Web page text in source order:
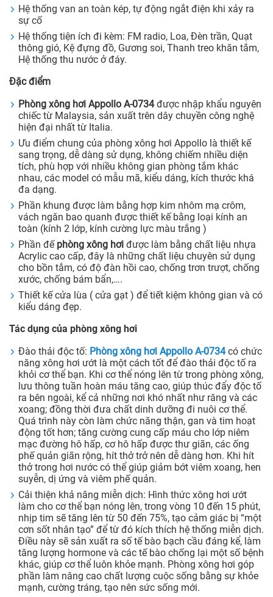
Hệ thống van an toàn kép, tự động ngắt điện khi xảy ra
sự cố
Hệ thống tiện ích đi kèm: FM radio, Loa, Đèn trần, Quạt
thông gió, Kệ đựng đồ, Gương soi, Thanh treo khăn tắm,
Hệ thống thu nước ở đáy.
Đặc điểm
Phòng xông hơi Appollo A-0734được nhập khẩu nguyên
chiếc từ Malaysia, sản xuất trên dây chuyền công nghệ
hiện đại nhất từ Italia.
Ưu điểm chung của phòng xông hơi Appollo là thiết kế
sang trọng, dễ dàng sử dụng, không chiếm nhiều diện
tích, phù hợp với nhiều không gian phòng tắm khác
nhau, các model có mẫu mã, kiểu dáng, kích thước khá
đa dạng.
Phần khung được làm bằng hợp kim nhôm mạ crôm,
vách ngăn bao quanh được thiết kế bằng loại kính an
toàn (kính 2 lớp, kính cường lực màu trắng )
Phần đế phòng xông hơi được làm bằng chất liệu nhựa
Acrylic cao cấp, đây là những chất liệu chuyên sử dụng
cho bồn tắm, có độ đàn hồi cao, chống trơn trượt, chống
xước, chống bám bẩn,….
Thiết kế cửa lùa ( cửa gạt ) để tiết kiệm không gian và có
kiểu dáng đẹp.
Tác dụng của phòng xông hơi
Đào thải độc tố: Phòng xông hơi Appollo A-0734có chức
năng xông hơi ướt là một cách tốt để đào thải độc tố ra
khỏi cơ thể bạn. Khi cơ thể nóng lên từ trong phòng xông,
lưu thông tuần hoàn máu tăng cao, giúp thúc đẩy độc tố
ra bên ngoài, kể cả những nơi khó nhất như răng và các
xoang; đồng thời đưa chất dinh dưỡng đi nuôi cơ thể.
Quá trình này còn làm chức năng thận, gan và tim hoạt
động tốt hơn; tăng cường cung cấp máu cho lớp niêm
mạc đường hô hấp, cơ hô hấp được thư giãn, các ống
phế quản giãn rộng, hít thở trở nên dễ dàng hơn. Khi hít
thở trong hơi nước có thể giúp giảm bớt viêm xoang, hen
suyễn, dị ứng và viêm phế quản.
Cải thiện khả năng miễn dịch: Hình thức xông hơi ướt
làm cho cơ thể bạn nóng lên, trong vòng 10 đến 15 phút,
nhịp tim sẽ tăng lên từ 50 đến 75%, tạo cảm giác bị “một
cơn sốt nhân tạo” để từ đó kích thích hệ thống miễn dịch.
Điều này sẽ sản xuất ra số tế bào bạch cầu đáng kể, làm
tăng lượng hormone và các tế bào chống lại một số bệnh
khác, giúp cơ thể luôn khỏe mạnh. Phòng xông hơi góp
phần làm nâng cao chất lượng cuộc sống bằng sự khỏe
mạnh, cường tráng, tạo nên sức sống mới.